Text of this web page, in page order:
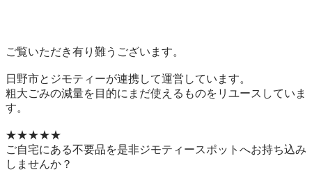
ご覧いただき有り難うございます。
日野市とジモティーが連携して運営しています。
粗⼤ごみの減量を⽬的にまだ使えるものをリユースしていま
す。
★★★★★
ご自宅にある不要品を是非ジモティースポットへお持ち込み
しませんか？